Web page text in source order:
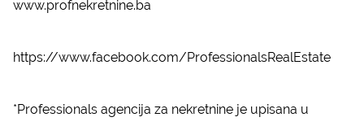
www.profnekretnine.ba
https://www.facebook.com/ProfessionalsRealEstate
*Professionals agencija za nekretnine je upisana u